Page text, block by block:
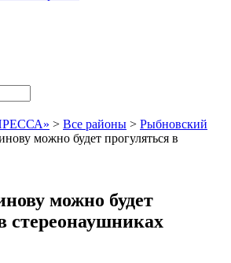
> Все районы > Рыбновский
можно будет прогуляться в
можно будет
стереонаушниках